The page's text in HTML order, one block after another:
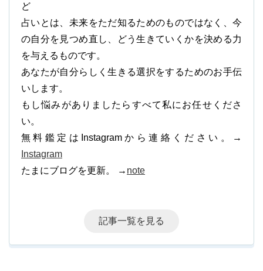
ど
占いとは、未来をただ知るためのものではなく、今
の自分を見つめ直し、どう生きていくかを決める力
を与えるものです。
あなたが自分らしく生きる選択をするためのお手伝
いします。
もし悩みがありましたらすべて私にお任せくださ
い。
無料鑑定はInstagramから連絡ください。→
Instagram
たまにブログを更新。 → note
記事一覧を見る